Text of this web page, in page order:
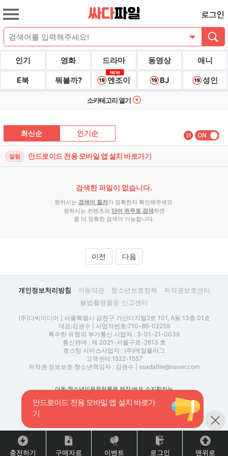
로그인
인기 영화 드라마 동영상 애니
E북 뭐볼까? 엔조이 BJ 성인
소카테고리 열기
19
최신순 인기순
알림 안드로이드 전용 모바일 앱 설치 바로가기
검색한 파일이 없습니다.
원하시는 검색어 철자가 정확한지 확인해주세요.
원하시는 컨텐츠의 단어 위주로 검색하면
좀 더 정확한 검색이 가능합니다.
이전 다음
충전하기 구매자료 이벤트 로그인 맨위로
개인정보처리방침 이용약관 청소년보호정책
저작권보호센터
불법촬영물등 신고센터
(주)디씨미디어 | 서울특별시 금천구 가산디지털2로 101, A동 13층 01호
대표:김권수 | 사업자번호:710-86-02259
특수한 유형의 부가통신 사업자 : 3-01-21-0039
통신판매 : 제 2021-서울구로-2613 호
호스팅 서비스사업자 : (주)메일플러그
고객센터:1522-1557
저작권·정보보호·청소년책임자 : 김권수 | ssadafile@naver.com
아동·청소년이용음란물을 제작·배포 소지한자는
형사처벌을 받을 수 있습니다.
불법 촬영물 등을 유통할 경우 전기통신사업법 제22조의 5
제1항에 따른 삭제ㆍ접속차단 등 유통 방지에 필요한 조치가
안드로이드 전용 모바일 앱 설치 바로가
기